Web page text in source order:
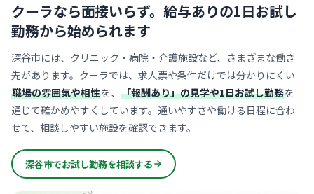
クーラなら面接いらず。 給与ありの1日お試し
勤務から始められます
深谷市には、クリニック・病院・介護施設など、さまざまな働き
先があります。クーラでは、求人票や条件だけでは分かりにくい
職場の雰囲気や相性を、 「報酬あり」の見学や1日お試し勤務を
通じて確かめやすくしています。通いやすさや働ける日程に合わ
せて、相談しやすい施設を確認できます。
深谷市でお試し勤務を相談する